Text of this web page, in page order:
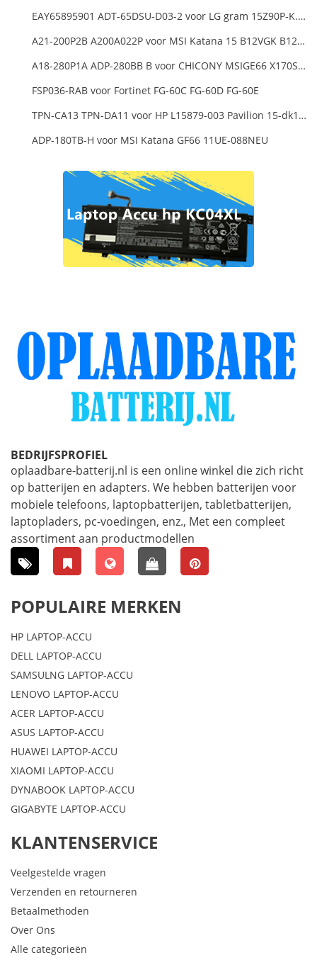
EAY65895901 ADT-65DSU-D03-2 voor LG gram 15Z90P-K.ARB6U1 16T90P, LG gram 15Z90Q 16Z90Q 17Z90Q16Z95PD Series
A21-200P2B A200A022P voor MSI Katana 15 B12VGK B12VFK B12VEK
A18-280P1A ADP-280BB B voor CHICONY MSIGE66 X170SMG, MSI GE66 GE76
FSP036-RAB voor Fortinet FG-60C FG-60D FG-60E
TPN-CA13 TPN-DA11 voor HP L15879-003 Pavilion 15-dk1000
ADP-180TB-H voor MSI Katana GF66 11UE-088NEU
BEDRIJFSPROFIEL
oplaadbare-batterij.nl is een online winkel die zich richt
op batterijen en adapters. We hebben batterijen voor
mobiele telefoons, laptopbatterijen, tabletbatterijen,
laptopladers, pc-voedingen, enz., Met een compleet
assortiment aan productmodellen
POPULAIRE MERKEN
HP LAPTOP-ACCU
DELL LAPTOP-ACCU
SAMSULNG LAPTOP-ACCU
LENOVO LAPTOP-ACCU
ACER LAPTOP-ACCU
ASUS LAPTOP-ACCU
HUAWEI LAPTOP-ACCU
XIAOMI LAPTOP-ACCU
DYNABOOK LAPTOP-ACCU
GIGABYTE LAPTOP-ACCU
KLANTENSERVICE
Veelgestelde vragen
Verzenden en retourneren
Betaalmethoden
Over Ons
Alle categorieën